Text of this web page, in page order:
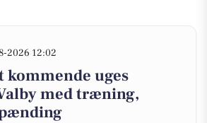
2026 12:02
kommende uges
med træning,